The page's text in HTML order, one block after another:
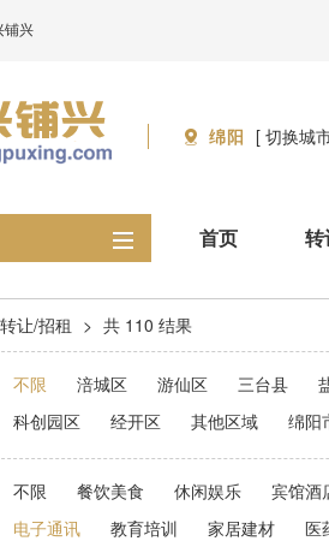
铺兴
绵阳 [ 切换城
首页 转
转让/招租 > 共 110 结果
不限 涪城区 游仙区 三台县
科创园区
经开区 其他区域 绵阳
不限 餐饮美食 休闲娱乐 宾馆酒
电子通讯
教育培训 家居建材 医